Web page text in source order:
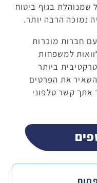
שמנוהלת בגוף ביטוח
נמוכה הרבה יותר.
חברות מוכרות
למשפחות
ביותר
את הפרטים
אתך קשר טלפוני